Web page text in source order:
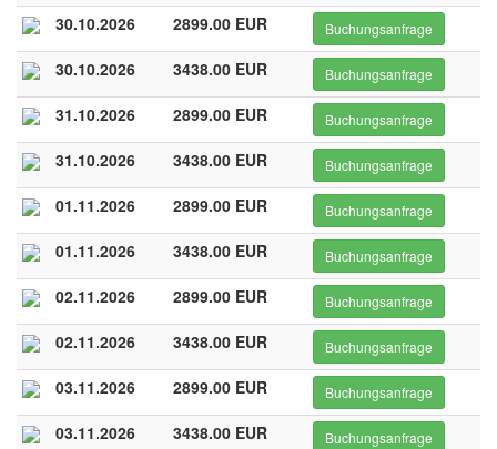
30.10.2026 2899.00 EUR Buchungsanfrage
30.10.2026 3438.00 EUR Buchungsanfrage
31.10.2026 2899.00 EUR Buchungsanfrage
31.10.2026 3438.00 EUR Buchungsanfrage
01.11.2026 2899.00 EUR Buchungsanfrage
01.11.2026 3438.00 EUR Buchungsanfrage
02.11.2026 2899.00 EUR Buchungsanfrage
02.11.2026 3438.00 EUR Buchungsanfrage
03.11.2026 2899.00 EUR Buchungsanfrage
03.11.2026 3438.00 EUR Buchungsanfrage